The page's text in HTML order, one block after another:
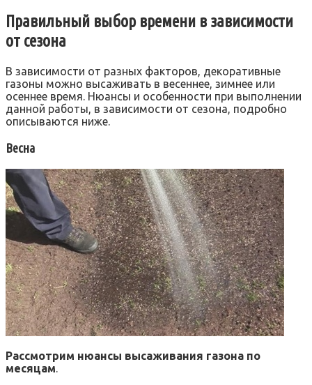
Правильный выбор времени в зависимости
от сезона
В зависимости от разных факторов, декоративные
газоны можно высаживать в весеннее, зимнее или
осеннее время. Нюансы и особенности при выполнении
данной работы, в зависимости от сезона, подробно
описываются ниже.
Весна
Рассмотрим нюансы высаживания газона по
месяцам.